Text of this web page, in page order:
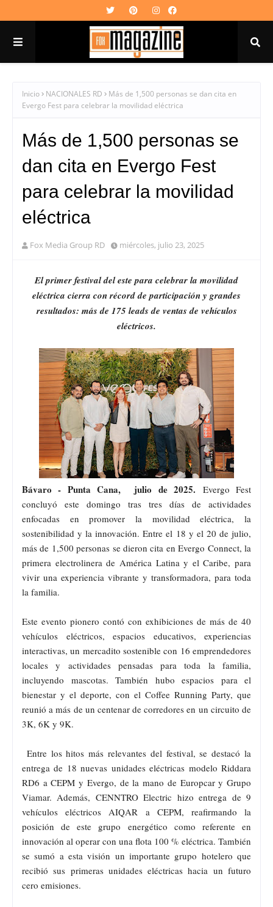
Inicio NACIONALES RD
Más de 1,500 personas se dan cita en
Evergo Fest para celebrar la movilidad eléctrica
Más de 1,500 personas se
dan cita en Evergo Fest
para celebrar la movilidad
eléctrica
Fox Media Group RD miércoles, julio 23, 2025
El primer festival del este para celebrar la movilidad
eléctrica cierra con récord de participación y grandes
resultados: más de 175 leads de ventas de vehículos
eléctricos.
Bávaro - Punta Cana, julio de 2025. Evergo Fest
concluyó este domingo tras tres días de actividades
enfocadas en promover la movilidad eléctrica, la
sostenibilidad y la innovación. Entre el 18 y el 20 de julio,
más de 1,500 personas se dieron cita en Evergo Connect, la
primera electrolinera de América Latina y el Caribe, para
vivir una experiencia vibrante y transformadora, para toda
la familia.
Este evento pionero contó con exhibiciones de más de 40
vehículos eléctricos, espacios educativos, experiencias
interactivas, un mercadito sostenible con 16 emprendedores
locales y actividades pensadas para toda la familia,
incluyendo mascotas. También hubo espacios para el
bienestar y el deporte, con el Coffee Running Party, que
reunió a más de un centenar de corredores en un circuito de
3K, 6K y 9K.
Entre los hitos más relevantes del festival, se destacó la
entrega de 18 nuevas unidades eléctricas modelo Riddara
RD6 a CEPM y Evergo, de la mano de Europcar y Grupo
Viamar. Además, CENNTRO Electric hizo entrega de 9
vehículos eléctricos AIQAR a CEPM, reafirmando la
posición de este grupo energético como referente en
innovación al operar con una flota 100 % eléctrica. También
se sumó a esta visión un importante grupo hotelero que
recibió sus primeras unidades eléctricas hacia un futuro
cero emisiones.